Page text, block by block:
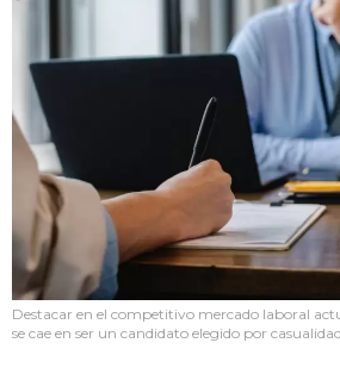
Destacar en el competitivo mercado laboral
se cae en ser un candidato elegido por casualidad.